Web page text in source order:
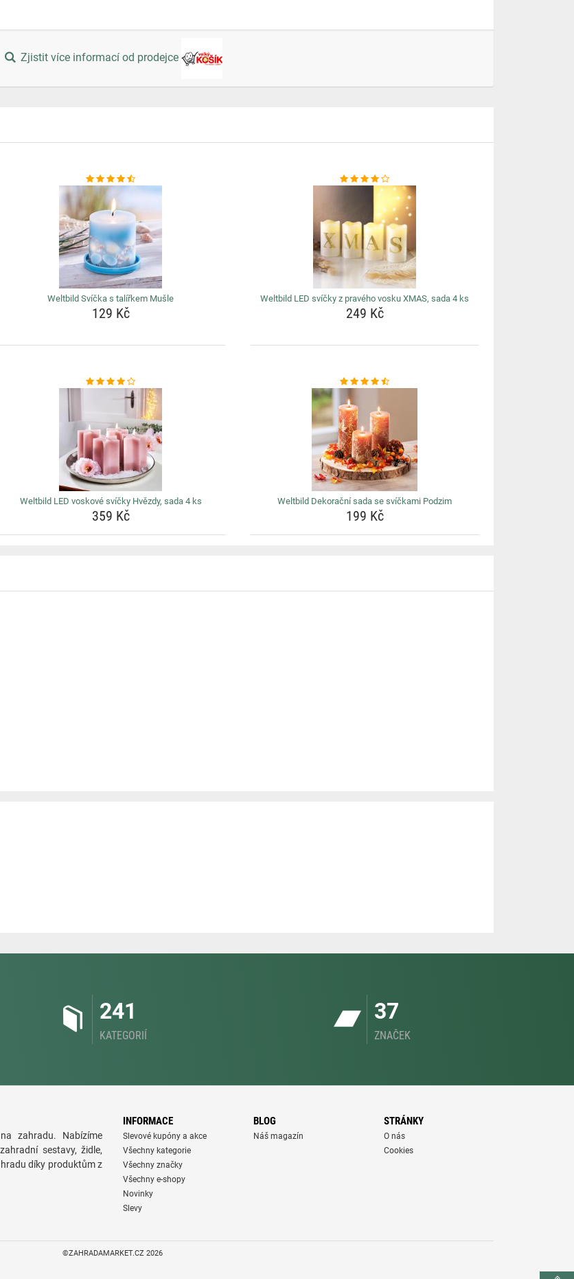
Zjistit více informací od prodejce
Weltbild Svíčka s talířkem Mušle
129 Kč
Weltbild LED svíčky z pravého vosku XMAS, sada 4 ks
249 Kč
Weltbild LED voskové svíčky Hvězdy, sada 4 ks
359 Kč
Weltbild Dekorační sada se svíčkami Podzim
199 Kč
241
KATEGORIÍ
37
ZNAČEK
zahradu. Nabízíme
sestavy, židle,
díky produktům z
INFORMACE
Slevové kupóny a akce
Všechny kategorie
Všechny značky
Všechny e-shopy
Novinky
Slevy
BLOG
Náš magazín
STRÁNKY
O nás
Cookies
©ZAHRADAMARKET.CZ 2026